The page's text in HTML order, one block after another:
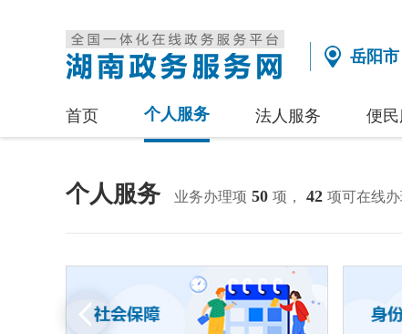
岳阳市
首页 个人服务 法人服务 便
个人服务 业务办理项 50 项， 42 项可在线办